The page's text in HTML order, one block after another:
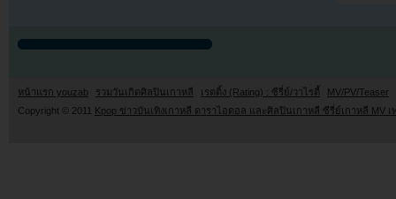
หน้าแรก youzab รวมวันเกิดศิลปินเกาหลี เรตติ้ง (Rating) : ซีรี่ย์/วาไรตี้
MV/PV/Teaser
Copyright © 2011 Kpop ข่าวบันเทิงเกาหลี ดาราไอดอล และศิลปินเกาหลี ซีรี่ย์เกาหลี MV